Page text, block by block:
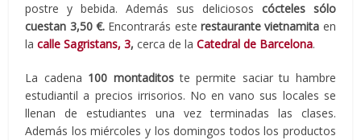
postre y bebida. Además sus deliciosos cócteles sólo
cuestan 3,50 €.Encontrarás esterestaurante vietnamita en
lacalle Sagristans, 3,cerca de laCatedral de Barcelona.
La cadena 100 montaditoste permite saciar tu hambre
estudiantil a precios irrisorios. No en vano sus locales se
llenan de estudiantes una vez terminadas las clases.
Además los miércoles y los domingos todos los productos